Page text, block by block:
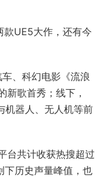
款UE5大作，还有今
、科幻电影《流浪
新歌首秀；线下，
机器人、无人机等前
台共计收获热搜超过
下历史声量峰值，也